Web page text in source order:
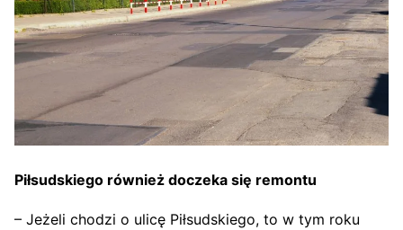
Piłsudskiego również doczeka się remontu
– Jeżeli chodzi o ulicę Piłsudskiego, to w tym roku